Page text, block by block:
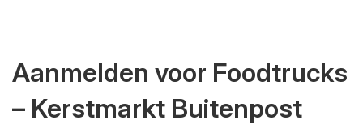
Aanmelden voor Foodtrucks
– Kerstmarkt Buitenpost